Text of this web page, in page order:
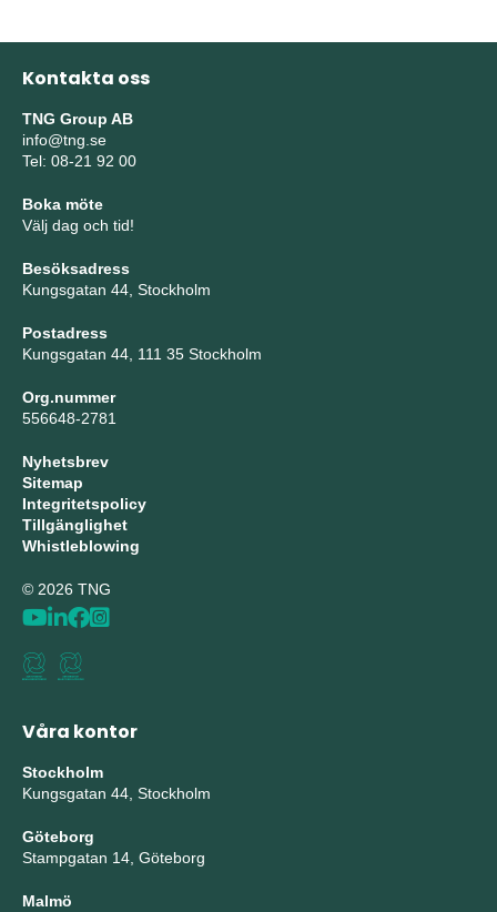
Kontakta oss
TNG Group AB
info@tng.se
Tel: 08-21 92 00
Boka möte
Välj dag och tid!
Besöksadress
Kungsgatan 44, Stockholm
Postadress
Kungsgatan 44, 111 35 Stockholm
Org.nummer
556648-2781
Nyhetsbrev
Sitemap
Integritetspolicy
Tillgänglighet
Whistleblowing
© 2026 TNG
Våra kontor
Stockholm
Kungsgatan 44, Stockholm
Göteborg
Stampgatan 14, Göteborg
Malmö